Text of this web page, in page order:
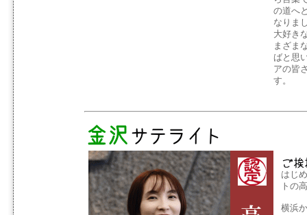
の道へ
なりま
大好き
まざま
ばと思
アの皆
す。
はじ
トの
横浜